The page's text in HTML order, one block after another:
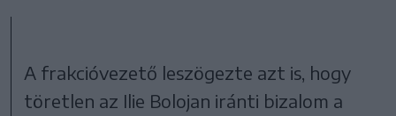
A frakcióvezető leszögezte azt is, hogy
töretlen az Ilie Bolojan iránti bizalom a